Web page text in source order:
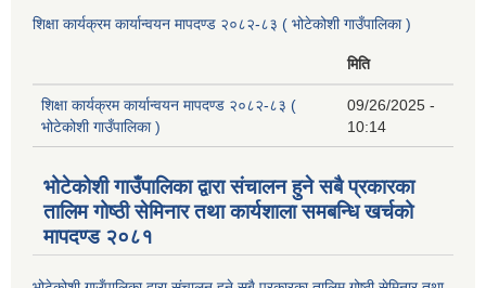
शिक्षा कार्यक्रम कार्यान्वयन मापदण्ड २०८२-८३ ( भोटेकोशी गाउँपालिका )
मिति
शिक्षा कार्यक्रम कार्यान्वयन मापदण्ड २०८२-८३ (
भोटेकोशी गाउँपालिका )
09/26/2025 -
10:14
भोटेकोशी गाउँपालिका द्वारा संचालन हुने सबै प्रकारका
तालिम गोष्ठी सेमिनार तथा कार्यशाला समबन्धि खर्चको
मापदण्ड २०८१